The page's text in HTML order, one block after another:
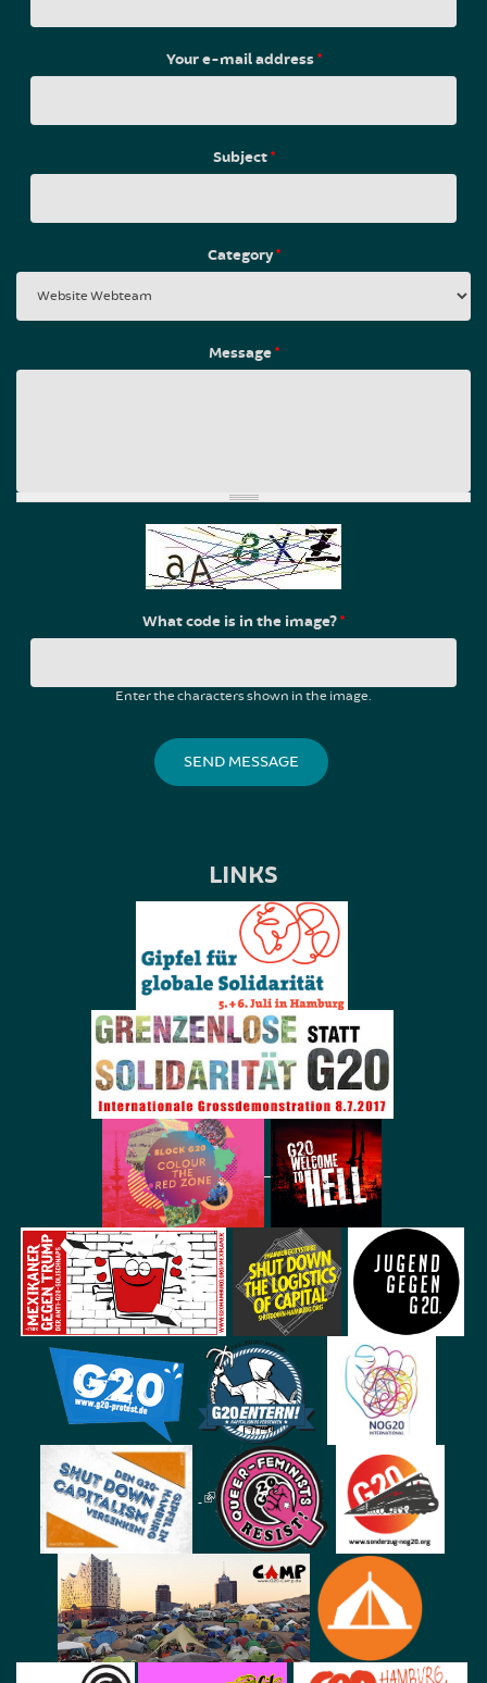
Your e-mail address*
Subject*
Category*
Message*
What code is in the image?*
Enter the characters shown in the image.
LINKS